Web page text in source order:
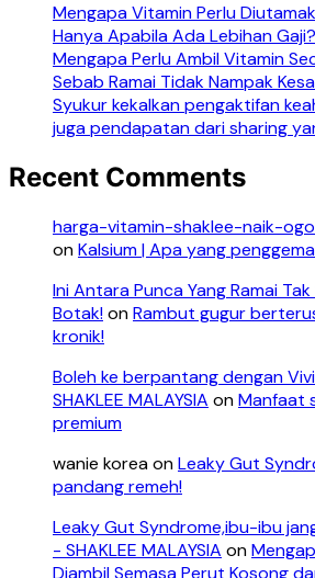
Mengapa Vitamin Perlu
Hanya Apabila Ada Lebihan Gaji?
Mengapa Perlu Ambil Vitamin
Sebab Ramai Tidak Nampak
Syukur kekalkan pengaktifan
juga pendapatan dari sharing
Recent Comments
harga-vitamin-shaklee-naik-
onKalsium | Apa yang
Ini Antara Punca Yang Ramai
Botak!onRambut gugur
kronik!
Boleh ke berpantang dengan
SHAKLEE MALAYSIA onManfaat
premium
wanie koreaonLeaky Gut
pandang remeh!
Leaky Gut Syndrome,ibu-ibu
- SHAKLEE MALAYSIA on
Diambil Semasa Perut Kosong